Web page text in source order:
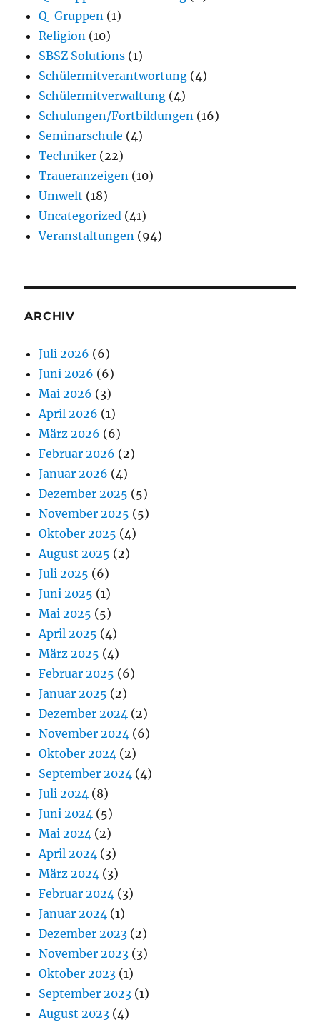
Q-Gruppen (1)
Religion (10)
SBSZ Solutions (1)
Schülermitverantwortung (4)
Schülermitverwaltung (4)
Schulungen/Fortbildungen (16)
Seminarschule (4)
Techniker (22)
Traueranzeigen (10)
Umwelt (18)
Uncategorized (41)
Veranstaltungen (94)
ARCHIV
Juli 2026 (6)
Juni 2026 (6)
Mai 2026 (3)
April 2026 (1)
März 2026 (6)
Februar 2026 (2)
Januar 2026 (4)
Dezember 2025 (5)
November 2025 (5)
Oktober 2025 (4)
August 2025 (2)
Juli 2025 (6)
Juni 2025 (1)
Mai 2025 (5)
April 2025 (4)
März 2025 (4)
Februar 2025 (6)
Januar 2025 (2)
Dezember 2024 (2)
November 2024 (6)
Oktober 2024 (2)
September 2024 (4)
Juli 2024 (8)
Juni 2024 (5)
Mai 2024 (2)
April 2024 (3)
März 2024 (3)
Februar 2024 (3)
Januar 2024 (1)
Dezember 2023 (2)
November 2023 (3)
Oktober 2023 (1)
September 2023 (1)
August 2023 (4)